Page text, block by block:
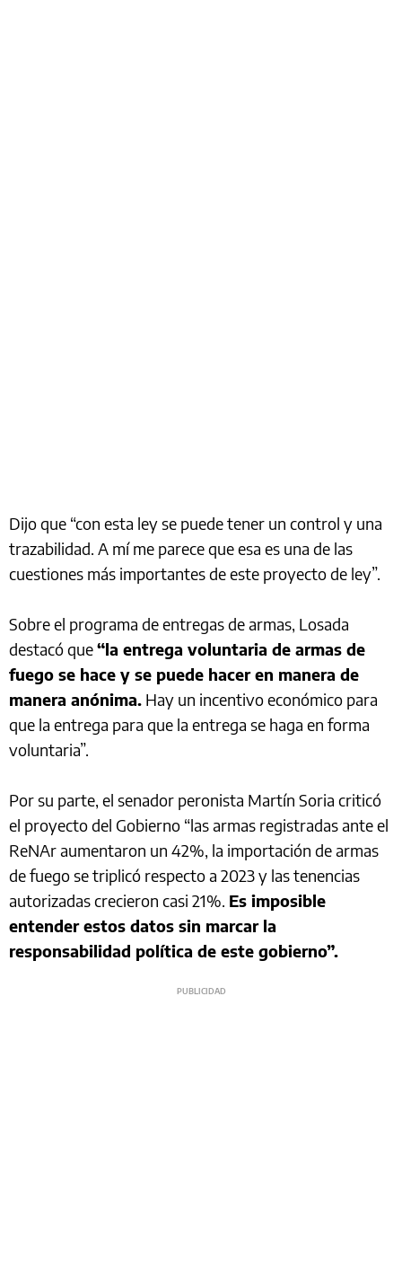
Dijo que “con esta ley se puede tener un control y una
trazabilidad. A mí me parece que esa es una de las
cuestiones más importantes de este proyecto de ley”.
Sobre el programa de entregas de armas, Losada
destacó que“la entrega voluntaria de armas de
fuego se hace y se puede hacer en manera de
manera anónima. Hay un incentivo económico para
que la entrega para que la entrega se haga en forma
voluntaria”.
Por su parte, el senador peronista Martín Soria criticó
el proyecto del Gobierno “las armas registradas ante el
ReNAr aumentaron un 42%, la importación de armas
de fuego se triplicó respecto a 2023 y las tenencias
autorizadas crecieron casi 21%. Es imposible
entender estos datos sin marcar la
responsabilidad política de este gobierno”.